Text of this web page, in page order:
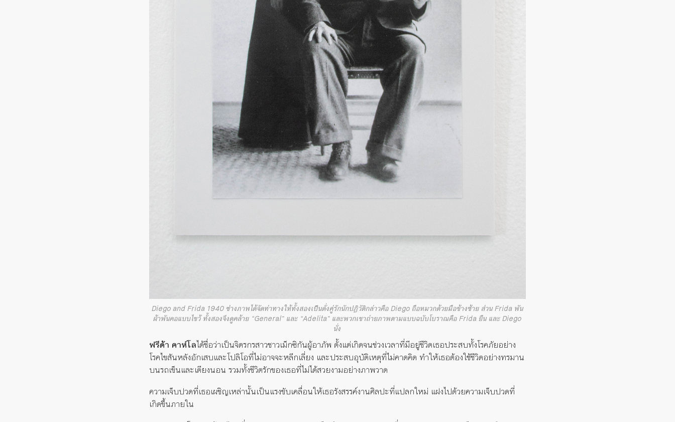
Diego and Frida 1940 ช่างภาพได้จัดท่าทางให้ทั้งสองเป็นดั่งคู่รักนักปฏิวัติกล่าวคือ Diego ถือหมวกด้วยมือข้างซ้าย ส่วน Frida พัน
ผ้าพันคอแบบไขว้ ทั้งสองจึงดูคล้าย “General” และ “Adelita” และพวกเขาถ่ายภาพตามแบบฉบับโบราณคือ Frida ยืน และ Diego
นั่ง
ฟรีด้า คาห์โลได้ชื่อว่าเป็นจิตรกรสาวชาวเม็กซิกันผู้อาภัพ ตั้งแต่เกิดจนช่วงเวลาที่มีอยู่ชีวิตเธอประสบทั้งโรคภัยอย่าง
โรคไขสันหลังอักเสบและโปลิโอที่ไม่อาจจะหลีกเลี่ยง และประสบอุบัติเหตุที่ไม่คาดคิด ทำให้เธอต้องใช้ชีวิตอย่างทรมาน
บนรถเข็นและเตียงนอน รวมทั้งชีวิตรักของเธอที่ไม่ได้สวยงามอย่างภาพวาด
ความเจ็บปวดที่เธอเผชิญเหล่านั้นเป็นแรงขับเคลื่อนให้เธอรังสรรค์งานศิลปะที่แปลกใหม่ แฝงไปด้วยความเจ็บปวดที่
เกิดขึ้นภายใน